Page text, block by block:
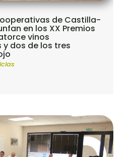
de Castilla-
en los XX Premios
vinos
dos de los tres